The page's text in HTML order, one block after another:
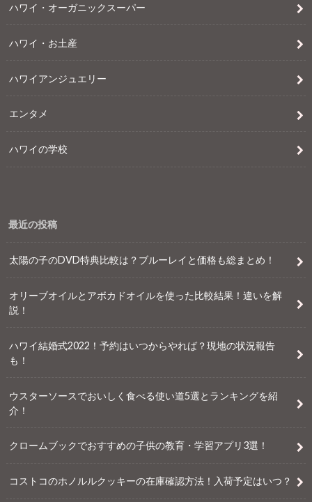
ハワイ・オーガニックスーパー
ハワイ・お土産
ハワイアンジュエリー
エンタメ
ハワイの学校
最近の投稿
太陽の子のDVD特典比較は？ブルーレイと価格も総まとめ！
オリーブオイルとアボカドオイルを使った比較結果！違いを解
説！
ハワイ結婚式2022！予約はいつからやれば？現地の状況報告
も！
ウスターソースでおいしく食べる使い道5選とランキングを紹
介！
クロームブックでおすすめの子供の教育・学習アプリ3選！
コストコのホノルルクッキーの在庫確認方法！入荷予定はいつ？